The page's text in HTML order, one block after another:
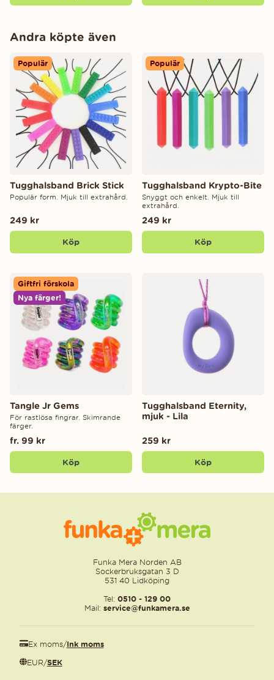
Andra köpte även
Populär
Tugghalsband Brick Stick
Populär form. Mjuk till extrahård.
249 kr
Köp
Populär
Tugghalsband Krypto-Bite
Snyggt och enkelt. Mjuk till
extrahård.
249 kr
Köp
Giftfri förskola
Nya färger!
Tangle Jr Gems
För rastlösa fingrar. Skimrande
färger.
fr. 99 kr
Köp
Tugghalsband Eternity,
mjuk - Lila
259 kr
Köp
Funka Mera Norden AB
Sockerbruksgatan 3 D
531 40 Lidköping
Tel: 0510 - 129 00
Mail: service@funkamera.se
Ex moms/Ink moms
EUR/SEK